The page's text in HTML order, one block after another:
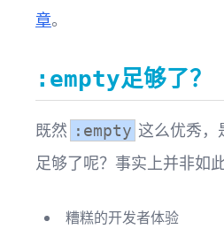
章。
:empty足够了？
既然 :empty 这么优秀，
足够了呢？事实上并非如
糟糕的开发者体验